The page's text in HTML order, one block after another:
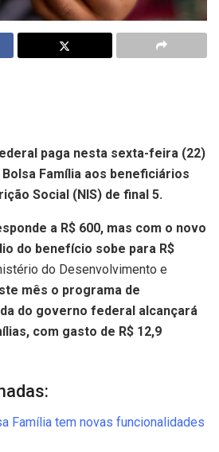
paga nesta sexta-feira (22)
Família aos beneficiários
Social (NIS) de final 5.
a R$ 600, mas com o novo
do benefício sobe para R$
do Desenvolvimento e
mês o programa de
do governo federal alcançará
com gasto de R$ 12,9
Família tem novas funcionalidades